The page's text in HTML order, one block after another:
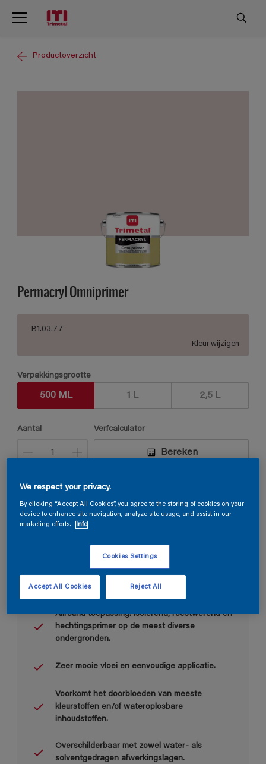
Productoverzicht
Permacryl Omniprimer
B1.03.77
Kleur wijzigen
Verpakkingsgrootte
500 ML 1 L 2,5 L
Aantal Verfcalculator
Bereken
Vind een verkooppunt
Belangrijkste voordelen
Allround toepassing: isolerend, roestwerend en
hechtingsprimer op de meest diverse
ondergronden.
Zeer mooie vloei en eenvoudige applicatie.
Voorkomt het doorbloeden van meeste
kleurstoffen en/of wateroplosbare
inhoudstoffen.
Overschilderbaar met zowel water- als
solventgedragen afwerkingslagen.
We respect your privacy.
By clicking “Accept All Cookies”, you agree to the storing of cookies on your
device to enhance site navigation, analyze site usage, and assist in our
marketing efforts.
Info
Cookies Settings
Reject All
Accept All Cookies